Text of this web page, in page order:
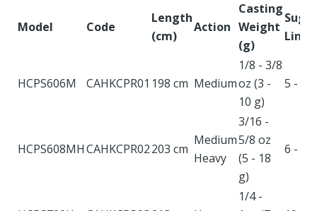
Model Code
Length
(cm)
Action
Casting
Weight
(g)
Line
HCPS606M CAHKCPR01 198 cm Medium
1/8 - 3/8
oz (3 -
10 g)
5 - 12
HCPS608MHCAHKCPR02203 cm
Medium
Heavy
3/16 -
5/8 oz
(5 - 18
g)
6 - 16
1/4 -